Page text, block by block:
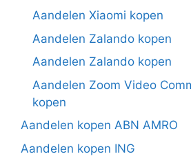
Aandelen Xiaomi kopen
Aandelen Zalando kopen
Aandelen Zalando kopen
Aandelen Zoom Video
kopen
Aandelen kopen ABN AMRO
Aandelen kopen ING